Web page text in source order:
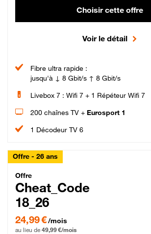
Choisir cette offre
Voir le détail
Fibre ultra rapide :
jusqu'à ↓ 8 Gbit/s ↑ 8 Gbit/s
Livebox 7 : Wifi 7 + 1 Répéteur Wifi 7
200 chaînes TV + Eurosport 1
1 Décodeur TV 6
Offre - 26 ans
Cheat_Code Fibre_18_26
Offre
Cheat_Code
18_26
24,99 € par mois pendant 0 mois puis 49,99 € par
24,99 €/mois
au lieu de 49,99 €/mois